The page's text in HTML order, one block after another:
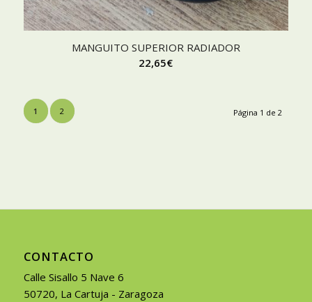
MANGUITO SUPERIOR RADIADOR
22,65€
Página 1 de 2
1 2
CONTACTO
Calle Sisallo 5 Nave 6
50720, La Cartuja - Zaragoza